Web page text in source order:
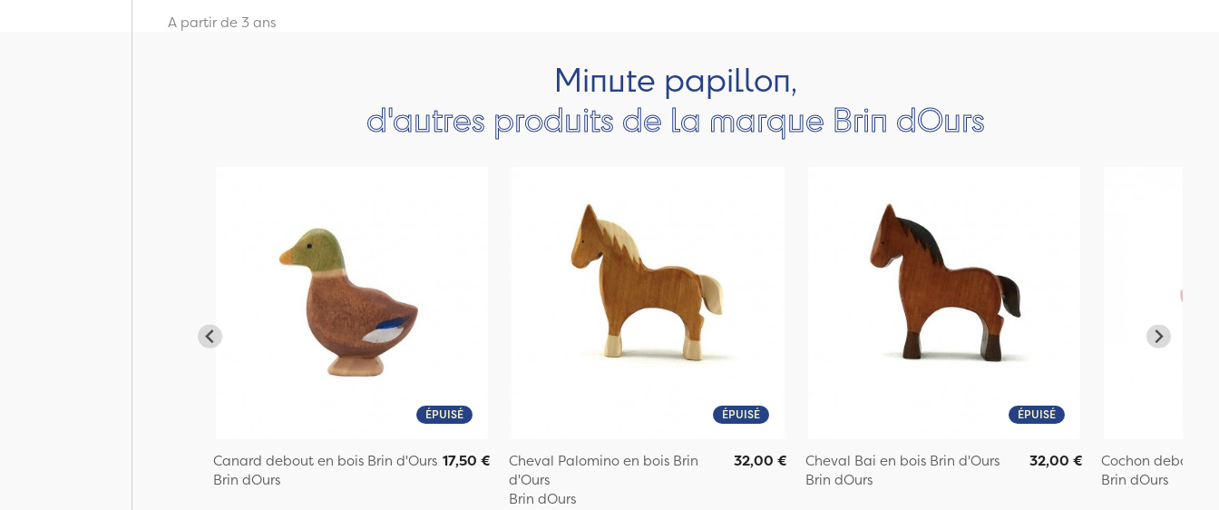
A partir de 3 ans
Minute papillon,
d'autres produits de la marque Brin dOurs
ÉPUISÉ
Canard debout en bois Brin d'Ours
Brin dOurs
17,50 €
ÉPUISÉ
Cheval Palomino en bois Brin
d'Ours
Brin dOurs
32,00 €
ÉPUISÉ
Cheval Bai en bois Brin d'Ours
Brin dOurs
32,00 €
Cochon debout
Brin dOurs